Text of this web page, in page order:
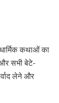
कथाओं का
और सभी बेटे-
लेने और